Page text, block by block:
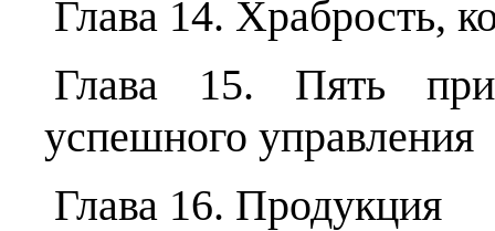
Глава 14. Храбрость,
Глава 15. Пять
успешного управления
Глава 16. Продукция